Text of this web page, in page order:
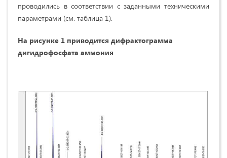
проводились в соответствии с заданными техническими
параметрами (см. таблица 1).
На рисунке 1 приводится дифрактограмма
дигидрофосфата аммония